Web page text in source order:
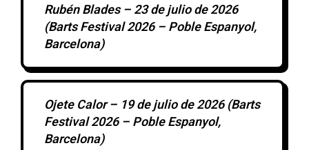
Rubén Blades – 23 de julio de 2026
(Barts Festival 2026 – Poble Espanyol,
Barcelona)
Ojete Calor – 19 de julio de 2026 (Barts
Festival 2026 – Poble Espanyol,
Barcelona)